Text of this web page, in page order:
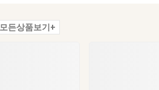
모든상품보기+